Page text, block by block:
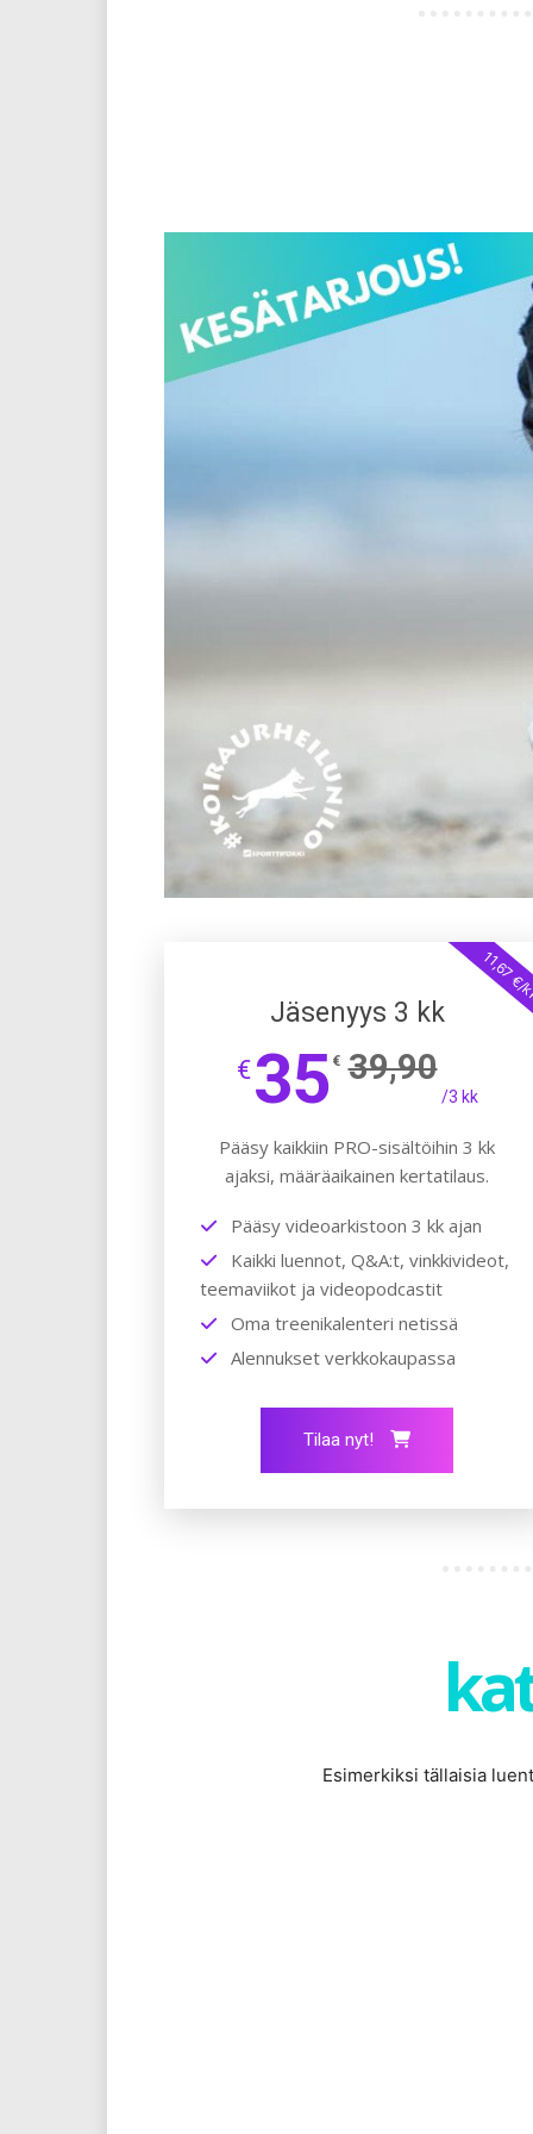
11,67
Jäsenyys 3 kk
€35 € 39,90
/3 kk
Pääsy kaikkiin PRO-sisältöihin 3 kk
ajaksi, määräaikainen kertatilaus.
Pääsy videoarkistoon 3 kk ajan
Kaikki luennot, Q&A:t, vinkkivideot,
teemaviikot ja videopodcastit
Oma treenikalenteri netissä
Alennukset verkkokaupassa
Tilaa nyt!
Esimerkiksi tällaisia